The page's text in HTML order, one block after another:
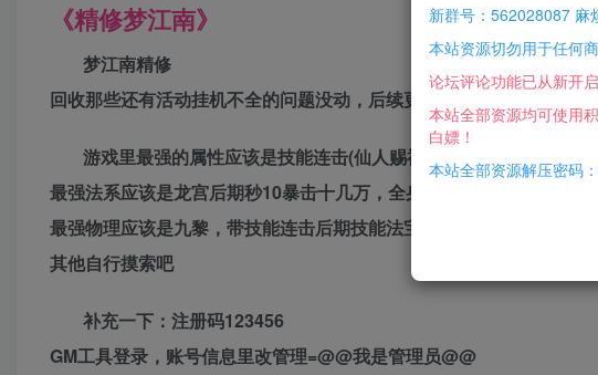
《精修梦江南》
梦江南精修
回收那些还有活动挂机不全的问题没动，后续更新也是随缘，有能力的
游戏里最强的属性应该是技能连击(仙人赐福和神话词条可以出)
最强法系应该是龙宫后期秒10暴击十几万，全身技能连击运气好能连秒
最强物理应该是九黎，带技能连击后期技能法宝高级了三荒力劈二三十
其他自行摸索吧
补充一下：注册码123456
GM工具登录，账号信息里改管理=@@我是管理员@@
新群号：562028087 麻
本站资源切勿用于任何
论坛评论功能已从新开
本站全部资源均可使用
白嫖！
本站全部资源解压密码